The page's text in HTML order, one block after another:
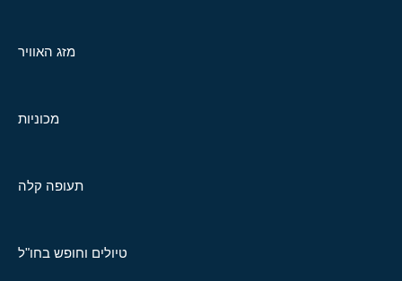
מזג האוויר
מכוניות
תעופה קלה
טיולים וחופש בחו"ל